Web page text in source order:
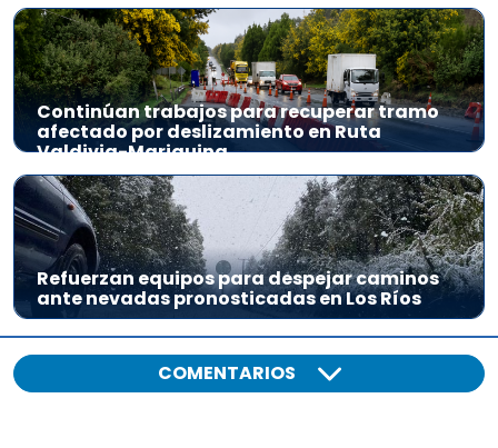
Continúan trabajos para recuperar tramo
afectado por deslizamiento en Ruta
Valdivia-Mariquina
Refuerzan equipos para despejar caminos
ante nevadas pronosticadas en Los Ríos
COMENTARIOS